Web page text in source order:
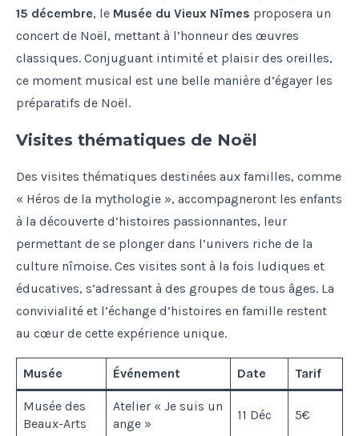
15 décembre, le Musée du Vieux Nîmes proposera un
concert de Noël, mettant à l’honneur des œuvres
classiques. Conjuguant intimité et plaisir des oreilles,
ce moment musical est une belle manière d’égayer les
préparatifs de Noël.
Visites thématiques de Noël
Des visites thématiques destinées aux familles, comme
« Héros de la mythologie », accompagneront les enfants
à la découverte d’histoires passionnantes, leur
permettant de se plonger dans l’univers riche de la
culture nîmoise. Ces visites sont à la fois ludiques et
éducatives, s’adressant à des groupes de tous âges. La
convivialité et l’échange d’histoires en famille restent
au cœur de cette expérience unique.
Musée Événement Date Tarif
Musée des
Beaux-Arts
Atelier « Je suis un
ange »
11 Déc 5€